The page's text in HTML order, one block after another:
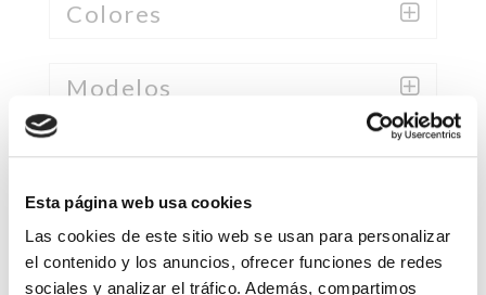
Esta página web usa cookies
Las cookies de este sitio web se usan para personalizar
el contenido y los anuncios, ofrecer funciones de redes
sociales y analizar el tráfico. Además, compartimos
Colores
Modelos
ECOWATERPROOF PAPER FOR
VERDE / CORAL